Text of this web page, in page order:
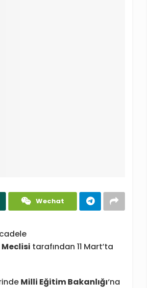
Wechat
Meclisi tarafından 11 Mart’ta
Milli Eğitim Bakanlığı‘na